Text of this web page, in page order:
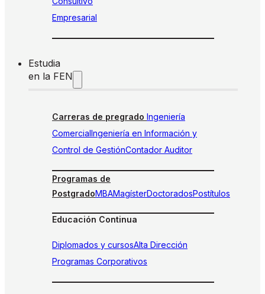
Empresarial
Estudia
en la FEN
Carreras de pregrado Ingeniería
ComercialIngeniería en Información y
Control de GestiónContador Auditor
Programas de
PostgradoMBAMagísterDoctoradosPostítulos
Educación Continua
Diplomados y cursosAlta Dirección
Programas Corporativos